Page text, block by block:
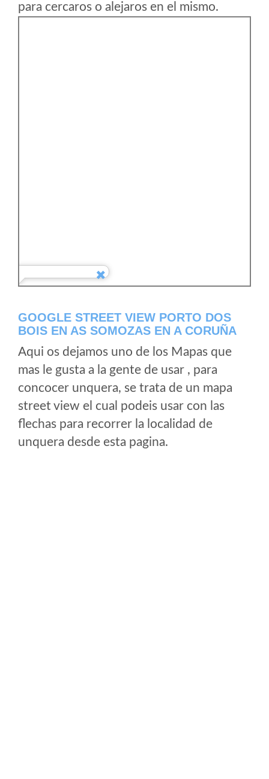
para cercaros o alejaros en el mismo.
GOOGLE STREET VIEW PORTO DOS
BOIS EN AS SOMOZAS EN A CORUÑA
Aqui os dejamos uno de los Mapas que
mas le gusta a la gente de usar , para
concocer unquera, se trata de un mapa
street view el cual podeis usar con las
flechas para recorrer la localidad de
unquera desde esta pagina.